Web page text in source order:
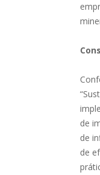
de
de
de